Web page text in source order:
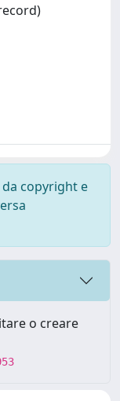
copyright e
o creare